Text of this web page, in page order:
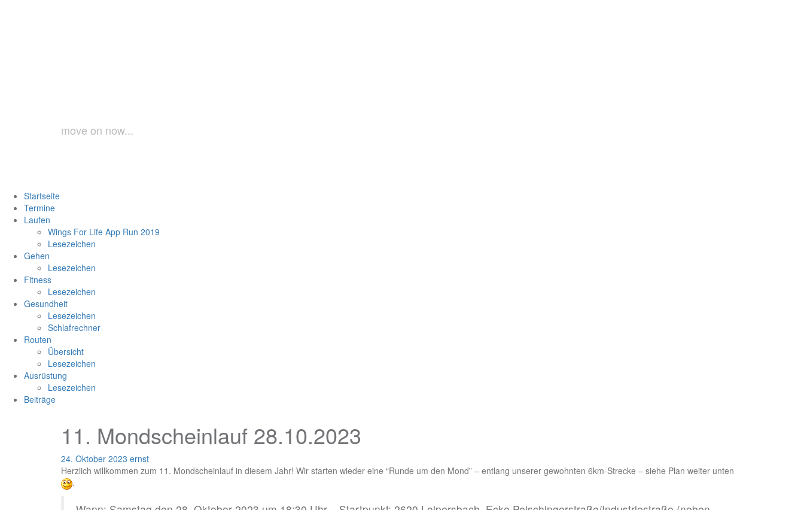
move on now...
Startseite
Termine
Laufen
Wings For Life App Run 2019
Lesezeichen
Gehen
Lesezeichen
Fitness
Lesezeichen
Gesundheit
Lesezeichen
Schlafrechner
Routen
Übersicht
Lesezeichen
Ausrüstung
Lesezeichen
Beiträge
11. Mondscheinlauf 28.10.2023
24. Oktober 2023 ernst
Herzlich willkommen zum 11. Mondscheinlauf in diesem Jahr! Wir starten wieder eine “Runde um den Mond” – entlang unserer gewohnten 6km-Strecke – siehe Plan weiter unten
.